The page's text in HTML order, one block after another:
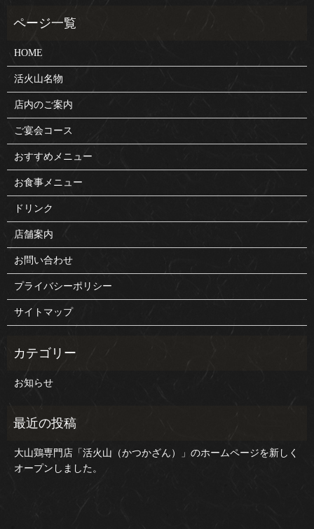
HOME
活火山名物
店内のご案内
ご宴会コース
おすすめメニュー
お食事メニュー
ドリンク
店舗案内
お問い合わせ
プライバシーポリシー
サイトマップ
お知らせ
大山鶏専門店「活火山（かつかざん）」のホームページを新しく
オープンしました。